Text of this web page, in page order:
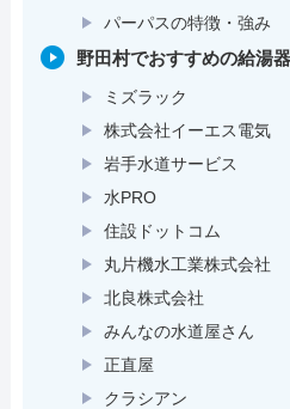
パーパスの特徴・強み
野田村でおすすめの給湯
ミズラック
株式会社イーエス電気
岩手水道サービス
水PRO
住設ドットコム
丸片機水工業株式会社
北良株式会社
みんなの水道屋さん
正直屋
クラシアン